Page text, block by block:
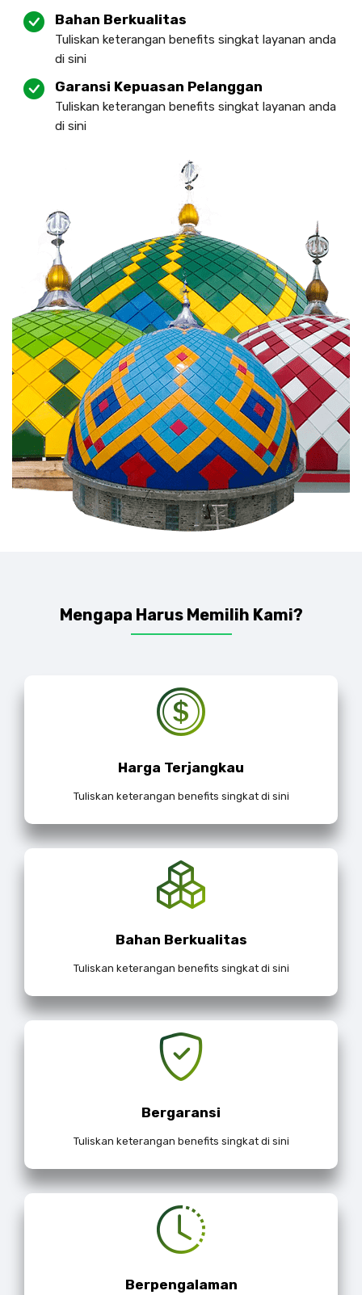
Bahan Berkualitas
Tuliskan keterangan benefits singkat layanan anda
di sini
Garansi Kepuasan Pelanggan
Tuliskan keterangan benefits singkat layanan anda
di sini
Mengapa Harus Memilih Kami?
Harga Terjangkau
Tuliskan keterangan benefits singkat di sini
Bahan Berkualitas
Tuliskan keterangan benefits singkat di sini
Bergaransi
Tuliskan keterangan benefits singkat di sini
Berpengalaman